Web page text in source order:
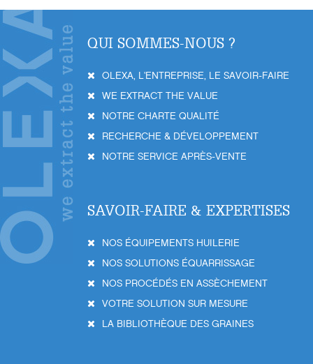
QUI SOMMES-NOUS ?
OLEXA, L'ENTREPRISE, LE SAVOIR-FAIRE
WE EXTRACT THE VALUE
NOTRE CHARTE QUALITÉ
RECHERCHE & DÉVELOPPEMENT
NOTRE SERVICE APRÈS-VENTE
SAVOIR-FAIRE & EXPERTISES
NOS ÉQUIPEMENTS HUILERIE
NOS SOLUTIONS ÉQUARRISSAGE
NOS PROCÉDÉS EN ASSÈCHEMENT
VOTRE SOLUTION SUR MESURE
LA BIBLIOTHÈQUE DES GRAINES